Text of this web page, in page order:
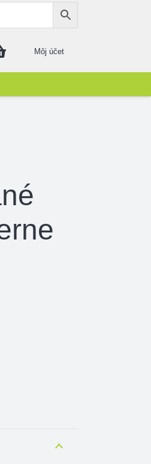
Môj účet